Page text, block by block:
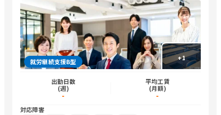
+1
就労継続支援B型
出勤日数
(週)
-
平均工賃
(月額)
-
対応障害